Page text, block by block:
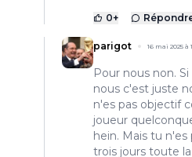
0+
parigot 16 mai 2025 à
Pour nous non.
nous c'est juste
n'es pas objectif
joueur
hein. Mais tu
trois jours toute